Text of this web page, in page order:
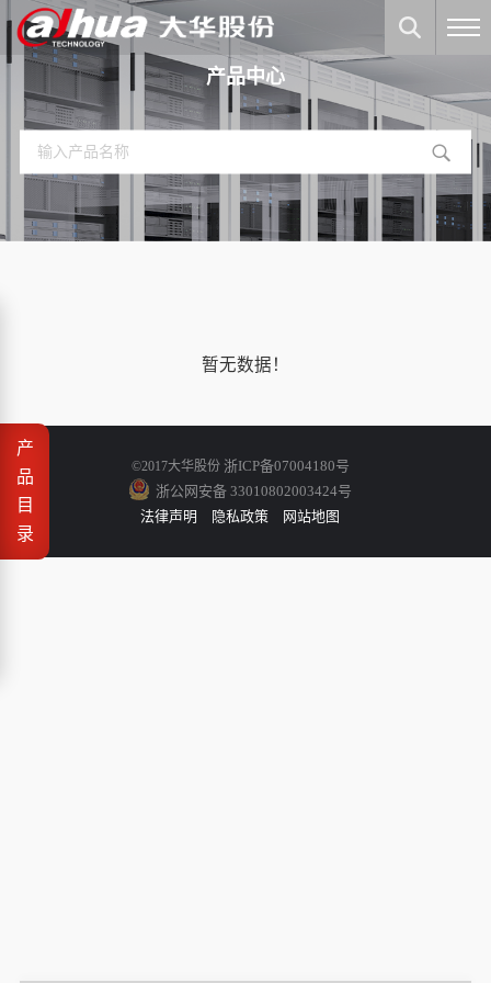
产品中心
产
品
目
录
暂无数据！
©2017大华股份 浙ICP备07004180号
浙公网安备 33010802003424号
法律声明
隐私政策 网站地图